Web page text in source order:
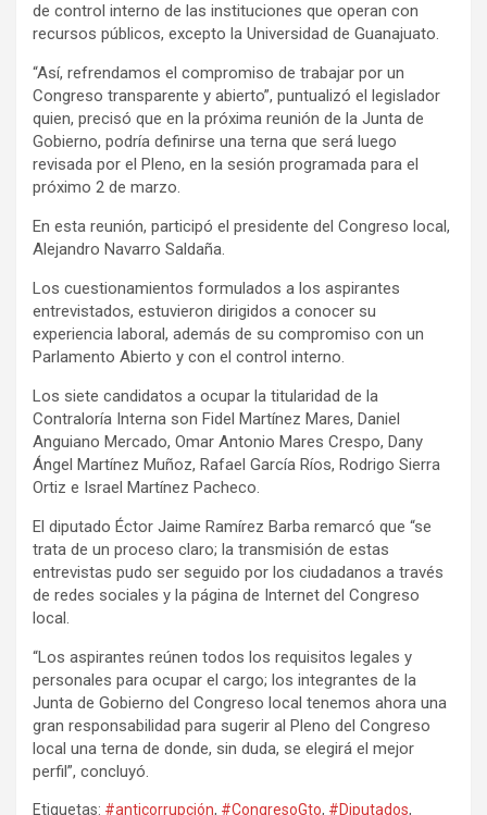
de control interno de las instituciones que operan con
recursos públicos, excepto la Universidad de Guanajuato.
“Así, refrendamos el compromiso de trabajar por un
Congreso transparente y abierto”, puntualizó el legislador
quien, precisó que en la próxima reunión de la Junta de
Gobierno, podría definirse una terna que será luego
revisada por el Pleno, en la sesión programada para el
próximo 2 de marzo.
En esta reunión, participó el presidente del Congreso local,
Alejandro Navarro Saldaña.
Los cuestionamientos formulados a los aspirantes
entrevistados, estuvieron dirigidos a conocer su
experiencia laboral, además de su compromiso con un
Parlamento Abierto y con el control interno.
Los siete candidatos a ocupar la titularidad de la
Contraloría Interna son Fidel Martínez Mares, Daniel
Anguiano Mercado, Omar Antonio Mares Crespo, Dany
Ángel Martínez Muñoz, Rafael García Ríos, Rodrigo Sierra
Ortiz e Israel Martínez Pacheco.
El diputado Éctor Jaime Ramírez Barba remarcó que “se
trata de un proceso claro; la transmisión de estas
entrevistas pudo ser seguido por los ciudadanos a través
de redes sociales y la página de Internet del Congreso
local.
“Los aspirantes reúnen todos los requisitos legales y
personales para ocupar el cargo; los integrantes de la
Junta de Gobierno del Congreso local tenemos ahora una
gran responsabilidad para sugerir al Pleno del Congreso
local una terna de donde, sin duda, se elegirá el mejor
perfil”, concluyó.
Etiquetas: #anticorrupción, #CongresoGto, #Diputados,